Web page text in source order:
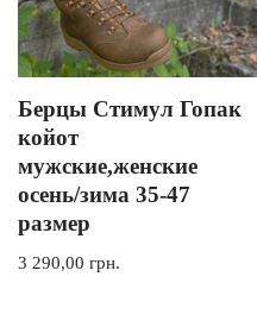
Берцы Стимул Гопак
койот
мужские,женские
осень/зима 35-47
размер
3 290,00 грн.